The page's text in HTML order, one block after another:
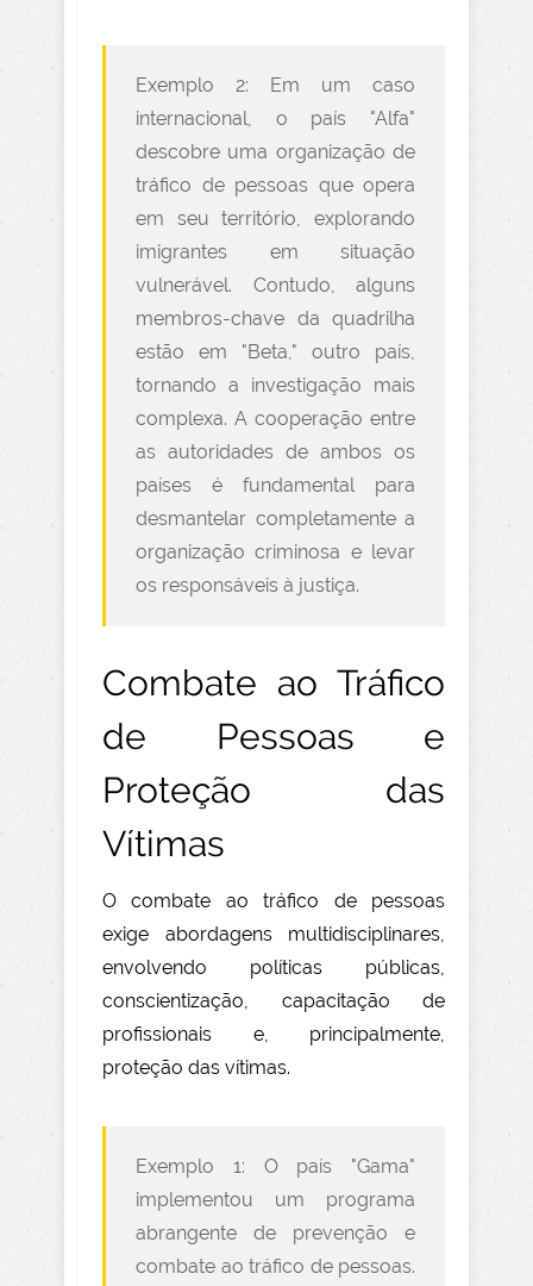
Exemplo 2: Em um caso
internacional, o país "Alfa"
descobre uma organização de
tráfico de pessoas que opera
em seu território, explorando
imigrantes em situação
vulnerável. Contudo, alguns
membros-chave da quadrilha
estão em "Beta," outro país,
tornando a investigação mais
complexa. A cooperação entre
as autoridades de ambos os
países é fundamental para
desmantelar completamente a
organização criminosa e levar
os responsáveis à justiça.
Combate ao Tráfico
de Pessoas e
Proteção das
Vítimas
O combate ao tráfico de pessoas
exige abordagens multidisciplinares,
envolvendo políticas públicas,
conscientização, capacitação de
profissionais e, principalmente,
proteção das vítimas.
Exemplo 1: O país "Gama"
implementou um programa
abrangente de prevenção e
combate ao tráfico de pessoas.